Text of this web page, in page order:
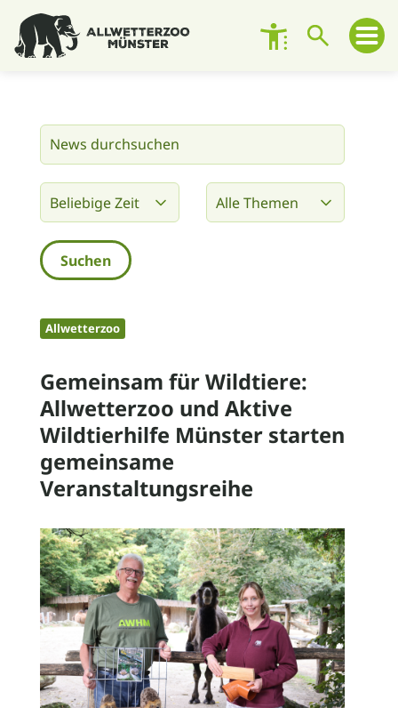
Allwetterzoo
Gemeinsam für Wildtiere:
Allwetterzoo und Aktive
Wildtierhilfe Münster starten
gemeinsame
Veranstaltungsreihe
Besuch planen
Zoo entdecken
Zoo erleben
Engagement
Kontakt und Ansprechpersonen
News
Stellenangebote
Geschichte
Zoo-Ordnung